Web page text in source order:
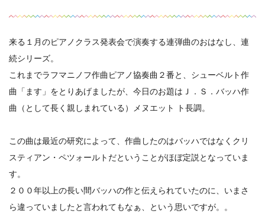
来る１月のピアノクラス発表会で演奏する連弾曲のおはなし、連
続シリーズ。
これまでラフマニノフ作曲ピアノ協奏曲２番と、シューベルト作
曲「ます」をとりあげましたが、今日のお題はＪ．Ｓ．バッハ作
曲（として長く親しまれている）メヌエット ト長調。
この曲は最近の研究によって、作曲したのはバッハではなくクリ
スティアン・ペツォールトだということがほぼ定説となっていま
す。
２００年以上の長い間バッハの作と伝えられていたのに、いまさ
ら違っていましたと言われてもなぁ、という思いですが。。